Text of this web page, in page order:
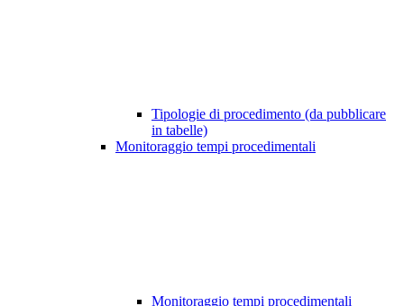
Tipologie di procedimento (da pubblicare
in tabelle)
Monitoraggio tempi procedimentali
Monitoraggio tempi procedimentali